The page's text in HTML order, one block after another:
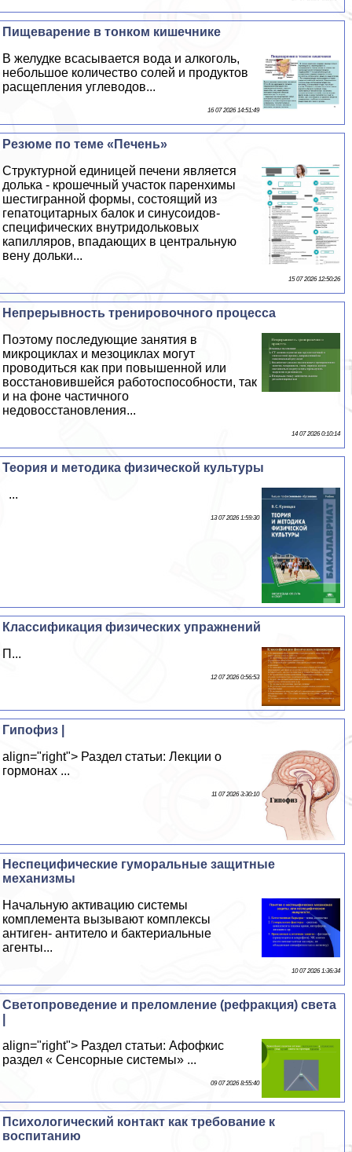
Пищеварение в тонком кишечнике
В желудке всасывается вода и алкоголь,
небольшое количество солей и продуктов
расщепления углеводов...
16 07 2026 14:51:49
Резюме по теме «Печень»
Структурной единицей печени является
долька - крошечный участок паренхимы
шестигранной формы, состоящий из
гепатоцитарных балок и синусоидов-
специфических внутридольковых
капилляров, впадающих в центральную
вену дольки...
15 07 2026 12:50:26
Непрерывность тренировочного процесса
Поэтому последующие занятия в
микроциклах и мезоциклах могут
проводиться как при повышенной или
восстановившейся работоспособности, так
и на фоне частичного
недовосстановления...
14 07 2026 0:10:14
Теория и методика физической культуры
...
13 07 2026 1:59:30
Классификация физических упражнений
П...
12 07 2026 0:56:53
Гипофиз |
align="right"> Раздел статьи: Лекции о
гормонах ...
11 07 2026 3:30:10
Неспецифические гумopaльные защитные
механизмы
Начальную активацию системы
комплемента вызывают комплексы
антиген- антитело и бактериальные
агенты...
10 07 2026 1:36:34
Светопроведение и преломление (рефракция) света
align="right"> Раздел статьи: Афофкис
раздел « Сенсорные системы» ...
09 07 2026 8:55:40
Психологический контакт как требование к
воспитанию